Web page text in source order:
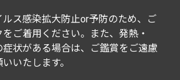
ス感染拡大防止or予防のため、ご
ご着用ください。また、発熱・
状がある場合は、ご鑑賞をご遠慮
いたします。